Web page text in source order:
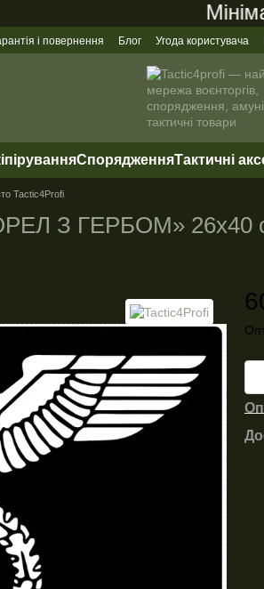
і повернення Блог Угода користувача
СпорядженняТактичні
Tactic4Profi
З ГЕРБОМ» 26х40